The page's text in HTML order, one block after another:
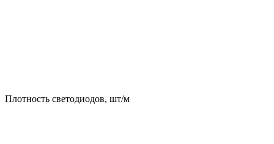
Плотность светодиодов, шт/м